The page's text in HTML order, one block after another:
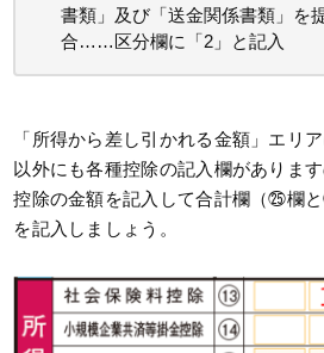
書類」及び「送金関係書類」を
合……区分欄に「2」と記入
「所得から差し引かれる金額」エリ
以外にも各種控除の記入欄がありま
控除の金額を記入して合計欄（㉕欄
を記入しましょう。